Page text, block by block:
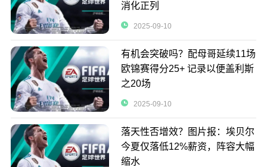
消化正列
2025-09-10
有机会突破吗？配母哥延续11场
欧锦赛得分25+ 记录以便盖利斯
之20场
2025-09-10
落天性否增效？图片报：埃贝尔
今夏仅落低12%薪资，阵容大幅
缩水